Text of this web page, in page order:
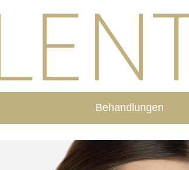
Behandlungen